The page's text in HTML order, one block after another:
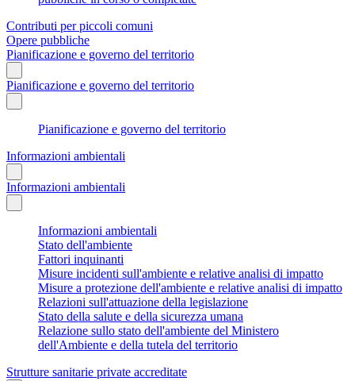
Contributi per piccoli comuni
Opere pubbliche
Pianificazione e governo del territorio
Pianificazione e governo del territorio
Pianificazione e governo del territorio
Informazioni ambientali
Informazioni ambientali
Informazioni ambientali
Stato dell'ambiente
Fattori inquinanti
Misure incidenti sull'ambiente e relative analisi di impatto
Misure a protezione dell'ambiente e relative analisi di impatto
Relazioni sull'attuazione della legislazione
Stato della salute e della sicurezza umana
Relazione sullo stato dell'ambiente del Ministero
dell'Ambiente e della tutela del territorio
Strutture sanitarie private accreditate